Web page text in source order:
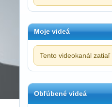
Moje videá
Tento videokanál
Obľúbené videá